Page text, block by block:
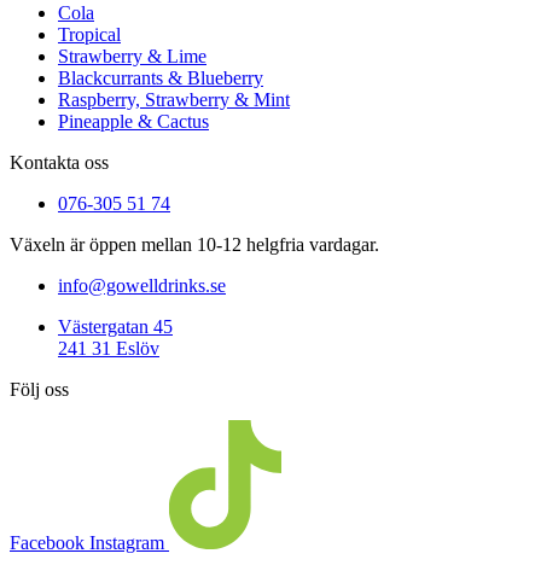
Cola
Tropical
Strawberry & Lime
Blackcurrants & Blueberry
Raspberry, Strawberry & Mint
Pineapple & Cactus
Kontakta oss
076-305 51 74
Växeln är öppen mellan 10-12 helgfria vardagar.
info@gowelldrinks.se
Västergatan 45
241 31 Eslöv
Följ oss
Facebook Instagram